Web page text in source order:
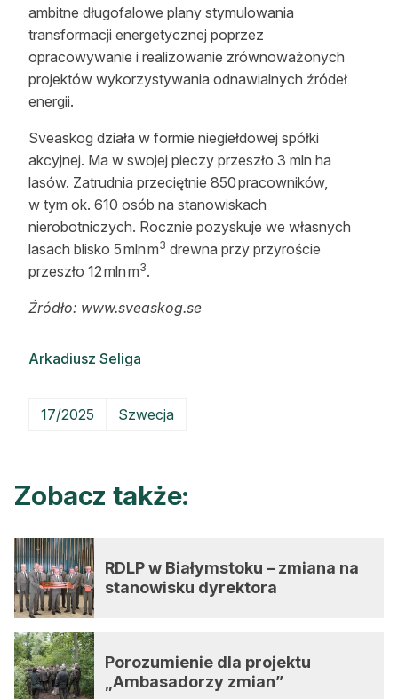
ambitne długofalowe plany stymulowania
transformacji energetycznej poprzez
opracowywanie i realizowanie zrównoważonych
projektów wykorzystywania odnawialnych źródeł
energii.
Sveaskog działa w formie niegiełdowej spółki
akcyjnej. Ma w swojej pieczy przeszło 3 mln ha
lasów. Zatrudnia przeciętnie 850 pracowników,
w tym ok. 610 osób na stanowiskach
nierobotniczych. Rocznie pozyskuje we własnych
lasach blisko 5 mln m3 drewna przy przyroście
przeszło 12 mln m3.
Źródło: www.sveaskog.se
Arkadiusz Seliga
17/2025 Szwecja
Zobacz także:
RDLP w Białymstoku – zmiana na
stanowisku dyrektora
Porozumienie dla projektu
„Ambasadorzy zmian”